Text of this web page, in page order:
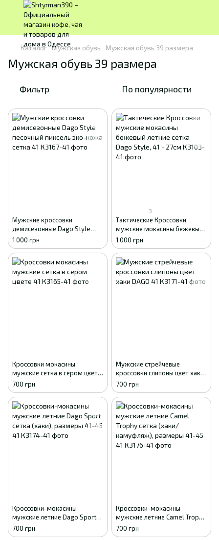
Каталог Мужская обувь Мужская обувь 39 размера
Мужская обувь 39 размера
Фильтр По популярности
Мужские кроссовки
демисезонные Dago Style
песочный пиксель эко-кожа
сетка 41
1 000 грн
3
Тактические Кроссовки
мужские мокасины бежевый
летние сетка Dago Style, 41 -
27см
1 000 грн
Кроссовки мокасины
мужские сетка в сером цвете
41
700 грн
Мужские стрейчевые
кроссовки слипоны цвет хаки
DAGO 41
700 грн
Кроссовки-мокасины
мужские летние Dago Sport
сетка (хаки), размеры 41-45
41
700 грн
Кроссовки-мокасины
мужские летние Camel Trophy
сетка (хаки/камуфляж),
размеры 41-45 41
700 грн